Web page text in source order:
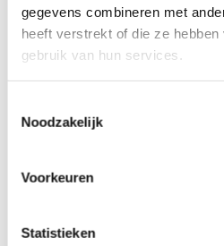
gegevens combineren met
heeft verstrekt of die ze
gebruik van hun services.
Noodzakelijk
Voorkeuren
Statistieken
Binnen 8 weken heb je jouw
(tenzij je moet herkansen) en
baan bij Innax op jou! Een
iedereen die zich wil
gebouwen.
https://www.onzejoost.nl/
Waarom kiezen voor